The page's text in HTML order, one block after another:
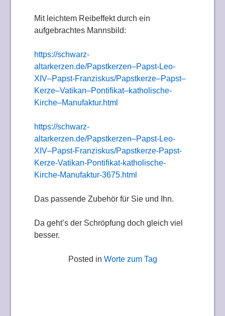
Mit leichtem Reibeffekt durch ein
aufgebrachtes Mannsbild:
https://schwarz-
altarkerzen.de/Papstkerzen–Papst-Leo-
XIV–Papst-Franziskus/Papstkerze–Papst–
Kerze–Vatikan–Pontifikat–katholische-
Kirche–Manufaktur.html
https://schwarz-
altarkerzen.de/Papstkerzen–Papst-Leo-
XIV–Papst-Franziskus/Papstkerze-Papst-
Kerze-Vatikan-Pontifikat-katholische-
Kirche-Manufaktur-3675.html
Das passende Zubehör für Sie und Ihn.
Da geht’s der Schröpfung doch gleich viel
besser.
Posted in Worte zum Tag